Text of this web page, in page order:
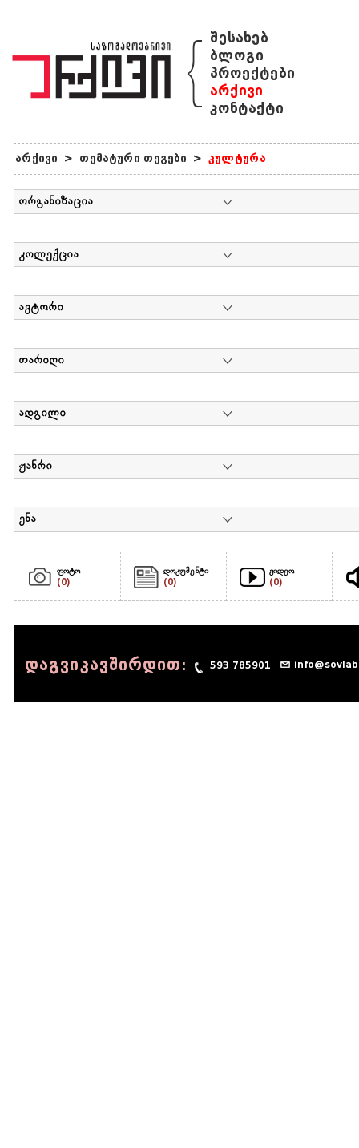
{ შესახებ
ბლოგი
პროექტები
არქივი
კონტაქტი
არქივი > თემატური თეგები > კულტურა
ორგანიზაცია
კოლექცია
ავტორი
თარიღი
ადგილი
ჟანრი
ენა
ფოტო
(0)
დოკუმენტი
(0)
ვიდეო
(0)
დაგვიკავშირდით: 593 785901